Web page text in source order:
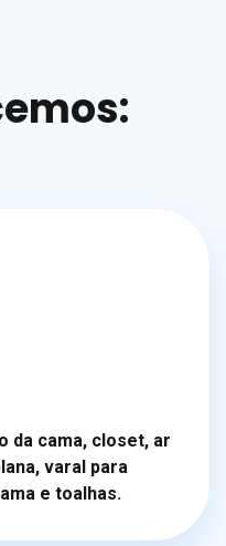
da cama, closet, ar
varal para
e toalhas.